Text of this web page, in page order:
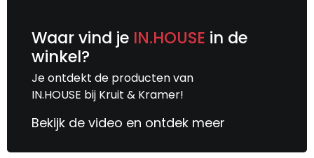
Waar vind je IN.HOUSE in de
winkel?
Je ontdekt de producten van
IN.HOUSE bij Kruit & Kramer!
Bekijk de video en ontdek meer